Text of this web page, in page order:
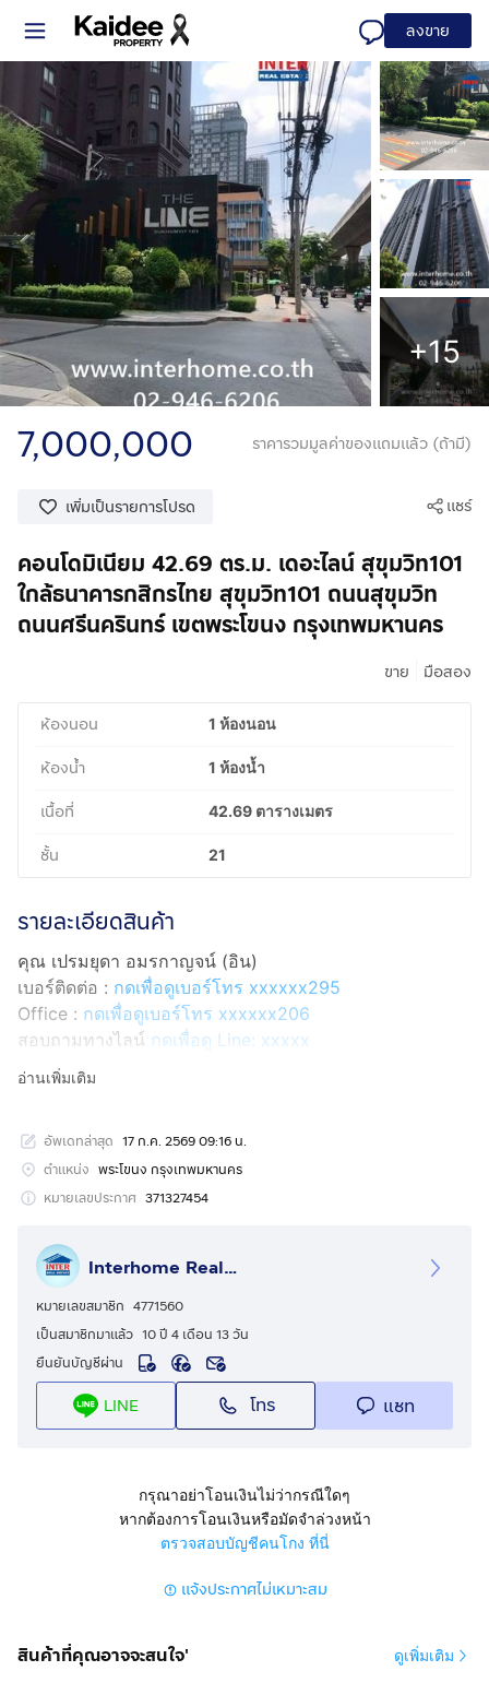
ลงขาย
+15
7,000,000 ราคารวมมูลค่าของแถมแล้ว (ถ้ามี)
เพิ่มเป็นรายการโปรด แชร์
คอนโดมิเนียม 42.69 ตร.ม. เดอะไลน์ สุขุมวิท101
ใกล้ธนาคารกสิกรไทย สุขุมวิท101 ถนนสุขุมวิท
ถนนศรีนครินทร์ เขตพระโขนง กรุงเทพมหานคร
ขาย มือสอง
ห้องนอน 1 ห้องนอน
ห้องน้ำ 1 ห้องน้ำ
เนื้อที่ 42.69 ตารางเมตร
ชั้น 21
รายละเอียดสินค้า
คุณ เปรมยุดา อมรกาญจน์ (อิน)
เบอร์ติดต่อ : กดเพื่อดูเบอร์โทร xxxxxx295
Office : กดเพื่อดูเบอร์โทร xxxxxx206
สอบถามทางไลน์ กดเพื่อดู Line: xxxxx
Line ID: @interhome
ขนาด 42.69 ตร.ม.
ที่ตั้ง : เดอะไลน์ สุขุมวิท101 ถ.สุขุมวิท เขตพระโขนง
รายละเอียด
ใกล้ Mini Big C ใกล้ The Third Place ใกล้แม็คโครอุดมสุข
ใกล้ Bangkok Mall ใกล้เซ็นทรัลบางนา
เดอะไลน์ สุขุมวิท 101 (The Line sukhumvit 101) ขาย
คอนโดมิเนียม
สุขุมวิท ถนนศรีนครินทร์ แขวงบางจาก เขตพระโขนง
กรุงเทพมหานคร
มีที่จอดรถ 1 คัน แอร์ 2 ตัว
การตกแต่ง :
คอนโดพร้อมอยู่ ติดถนนสุขุมวิท
อ่านเพิ่มเติม
อัพเดทล่าสุด 17 ก.ค. 2569 09:16 น.
ตำแหน่ง พระโขนง กรุงเทพมหานคร
หมายเลขประกาศ 371327454
Interhome Realty Estate
หมายเลขสมาชิก 4771560
เป็นสมาชิกมาแล้ว 10 ปี 4 เดือน 13 วัน
ยืนยันบัญชีผ่าน
LINE โทร แชท
กรุณาอย่าโอนเงินไม่ว่ากรณีใดๆ
หากต้องการโอนเงินหรือมัดจำล่วงหน้า
ตรวจสอบบัญชีคนโกง ที่นี่
แจ้งประกาศไม่เหมาะสม
สินค้าที่คุณอาจจะสนใจ' ดูเพิ่มเติม